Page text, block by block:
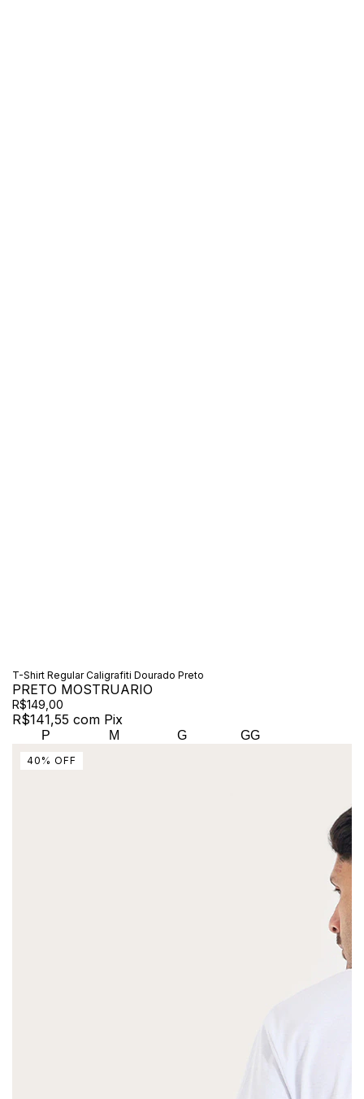
T-Shirt Regular Caligrafiti Dourado Preto
PRETO MOSTRUARIO
R$149,00
R$141,55 com Pix
P M G GG
40 % OFF